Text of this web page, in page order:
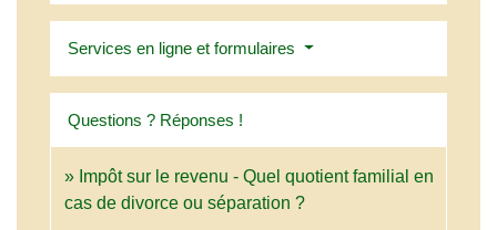
Services en ligne et formulaires
Questions ? Réponses !
Impôt sur le revenu - Quel quotient familial en
cas de divorce ou séparation ?